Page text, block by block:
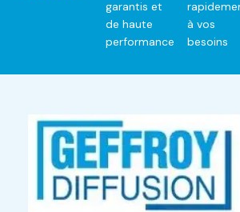
garantis et
de haute
performance
à vos
besoins